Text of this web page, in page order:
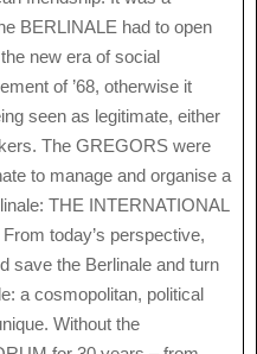
BERLINALE had to open
new era of social
of ’68, otherwise it
seen as legitimate, either
The GREGORS were
to manage and organise a
THE INTERNATIONAL
today’s perspective,
save the Berlinale and turn
a cosmopolitan, political
Without the